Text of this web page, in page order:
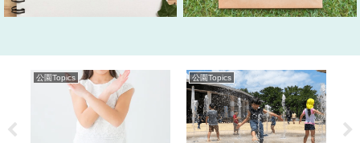
公園Topics 公園Topics